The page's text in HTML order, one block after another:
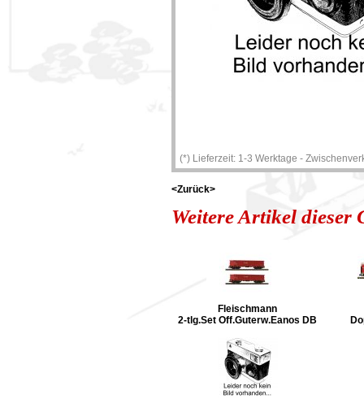
(*) Lieferzeit: 1-3 Werktage -
<Zurück>
Weitere Artikel dieser
Fleischmann
2-tlg.Set Off.Guterw.Eanos DB